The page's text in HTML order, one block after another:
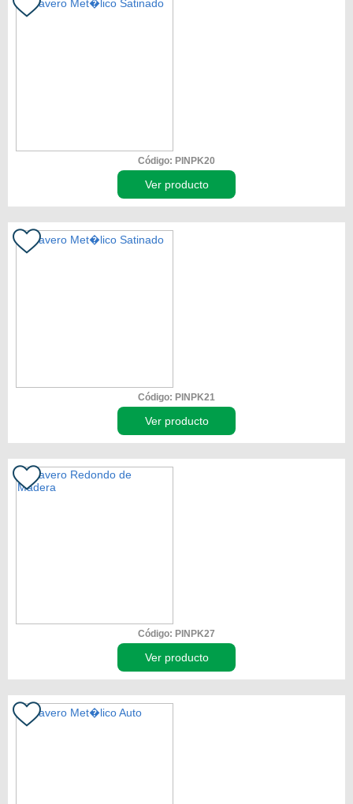
Código: PINPK20
Ver producto
Código: PINPK21
Ver producto
Código: PINPK27
Ver producto